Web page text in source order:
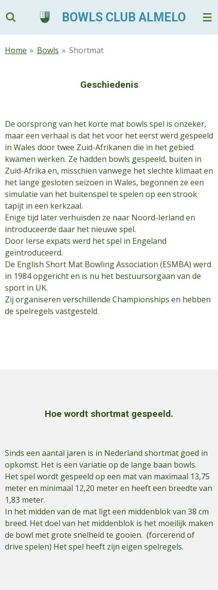
direct
naar
hoofdinhoud
BOWLS CLUB ALMELO
Home » Bowls » Shortmat
Geschiedenis
De oorsprong van het korte mat bowls spel is onzeker,
maar een verhaal is dat het voor het eerst werd gespeeld
in Wales door twee Zuid-Afrikanen die in het gebied
kwamen werken. Ze hadden bowls gespeeld, buiten in
Zuid-Afrika en, misschien vanwege het slechte klimaat en
het lange gesloten seizoen in Wales, begonnen ze een
simulatie van het buitenspel te spelen op een strook
tapijt in een kerkzaal.
Enige tijd later verhuisden ze naar Noord-Ierland en
introduceerde daar het nieuwe spel.
Door Ierse expats werd het spel in Engeland
geïntroduceerd.
De English Short Mat Bowling Association (ESMBA) werd
in 1984 opgericht en is nu het bestuursorgaan van de
sport in UK.
Zij organiseren verschillende Championships en hebben
de spelregels vastgesteld.
Hoe wordt shortmat gespeeld.
Sinds een aantal jaren is in Nederland shortmat goed in
opkomst. Het is een variatie op de lange baan bowls.
Het spel wordt gespeeld op een mat van maximaal 13,75
meter en minimaal 12,20 meter en heeft een breedte van
1,83 meter.
In het midden van de mat ligt een middenblok van 38 cm
breed. Het doel van het middenblok is het moeilijk maken
de bowl met grote snelheid te gooien. (forcerend of
drive spelen) Het spel heeft zijn eigen spelregels.